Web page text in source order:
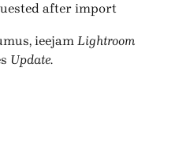
after import
ieejam Lightroom
Update.